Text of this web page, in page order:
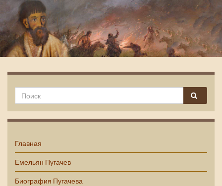
Емельян Пугачев
Главная
Емельян Пугачев
Биография Пугачева